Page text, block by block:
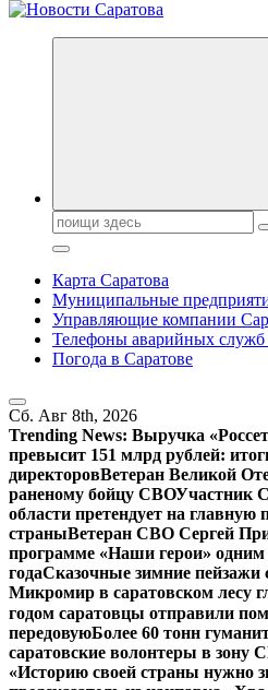
Поиск:
Карта Саратова
Муниципальные
Управляющие компании
Телефоны аварийных служб
Погода в Саратове
Сб. Авг 8th, 2026
Trending News: Выручка
превысит 151 млрд рублей:
директоровВетеран Великой
раненому бойцу СВОУчастник
области претендует на
страныВетеран СВО Сергей
программе «Наши герои» одним
годаСказочные зимние пейзажи
Микромир в саратовском лесу
годом саратовцы отправили
передовуюБолее 60 тонн
саратовские волонтеры в зону
«Историю своей страны нужно